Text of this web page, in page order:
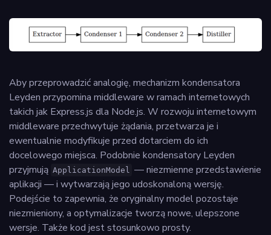
Aby przeprowadzić analogię, mechanizm kondensatora
Leyden przypomina middleware w ramach internetowych
takich jak Express.js dla Node.js. W rozwoju internetowym
middleware przechwytuje żądania, przetwarza je i
ewentualnie modyfikuje przed dotarciem do ich
docelowego miejsca. Podobnie kondensatory Leyden
przyjmują ApplicationModel
— niezmienne przedstawienie
aplikacji — i wytwarzają jego udoskonaloną wersję.
Podejście to zapewnia, że oryginalny model pozostaje
niezmieniony, a optymalizacje tworzą nowe, ulepszone
wersje. Także kod jest stosunkowo prosty.